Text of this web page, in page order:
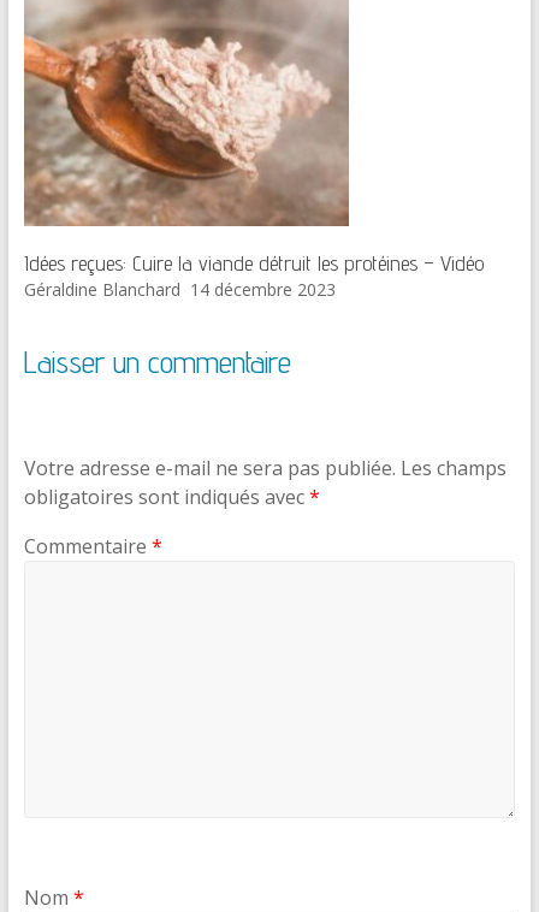
Idées reçues: Cuire la viande détruit les protéines – Vidéo
Géraldine Blanchard 14 décembre 2023
Laisser un commentaire
Votre adresse e-mail ne sera pas publiée. Les champs
obligatoires sont indiqués avec*
Commentaire *
Nom *